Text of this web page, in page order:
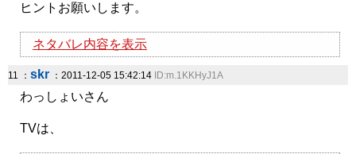
ヒントお願いします。
ネタバレ内容を表示
11 ： skr ：2011-12-05 15:42:14 ID:m.1KKHyJ1A
わっしょいさん
TVは、